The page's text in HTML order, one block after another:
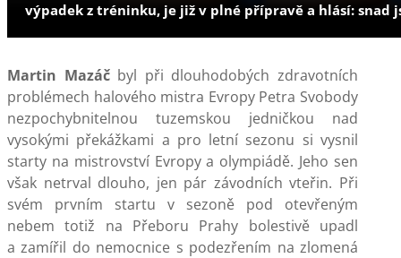
výpadek z tréninku, je již v plné přípravě a hlásí: snad
Martin Mazáč byl při dlouhodobých zdravotních
problémech halového mistra Evropy Petra Svobody
nezpochybnitelnou tuzemskou jedničkou nad
vysokými překážkami a pro letní sezonu si vysnil
starty na mistrovství Evropy a olympiádě. Jeho sen
však netrval dlouho, jen pár závodních vteřin. Při
svém prvním startu v sezoně pod otevřeným
nebem totiž na Přeboru Prahy bolestivě upadl
a zamířil do nemocnice s podezřením na zlomená